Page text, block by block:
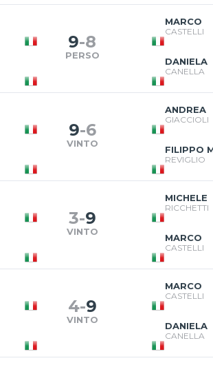
9-8
PERSO
MARCO
CASTELLI
DANIELA
CANELLA
9-6
VINTO
ANDREA
GIACCIOLI
FILIPPO
REVIGLIO
3-9
VINTO
MICHELE
RICCHETTI
MARCO
CASTELLI
4-9
VINTO
MARCO
CASTELLI
DANIELA
CANELLA